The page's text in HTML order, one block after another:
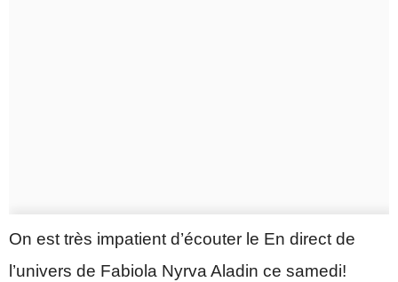
On est très impatient d’écouter le En direct de
l’univers de Fabiola Nyrva Aladin ce samedi!